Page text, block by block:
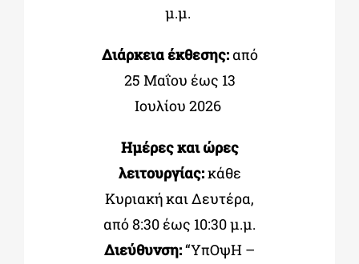
µ.µ.
Διάρκεια έκθεσης: από
25 Μαΐου έως 13
Ιουλίου 2026
Ηµέρες και ώρες
λειτουργίας:κάθε
Κυριακή και Δευτέρα,
από 8:30 έως 10:30 µ.µ.
Διεύθυνση:“ΥπΟψΗ –